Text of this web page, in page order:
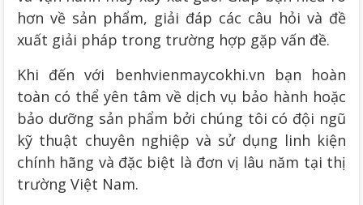
hơn về sản phẩm, giải đáp các câu hỏi và đề
xuất giải pháp trong trường hợp gặp vấn đề.
Khi đến với benhvienmaycokhi.vn bạn hoàn
toàn có thể yên tâm về dịch vụ bảo hành hoặc
bảo dưỡng sản phẩm bởi chúng tôi có đội ngũ
kỹ thuật chuyên nghiệp và sử dụng linh kiện
chính hãng và đặc biệt là đơn vị lâu năm tại thị
trường Việt Nam.